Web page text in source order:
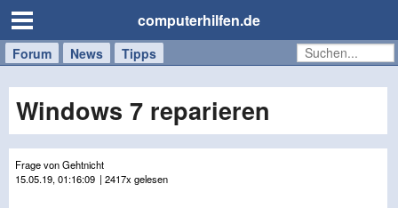
computerhilfen.de
Forum News Tipps
Handy
Tablet
Windows
Mac
Windows 7 reparieren
Frage von Gehtnicht
15.05.19, 01:16:09 | 2417x gelesen